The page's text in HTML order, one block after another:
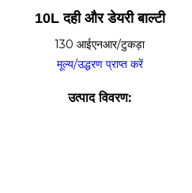
10L दही और डेयरी बाल्टी
130 आईएनआर/टुकड़ा
मूल्य/उद्धरण प्राप्त करें
उत्पाद विवरण: